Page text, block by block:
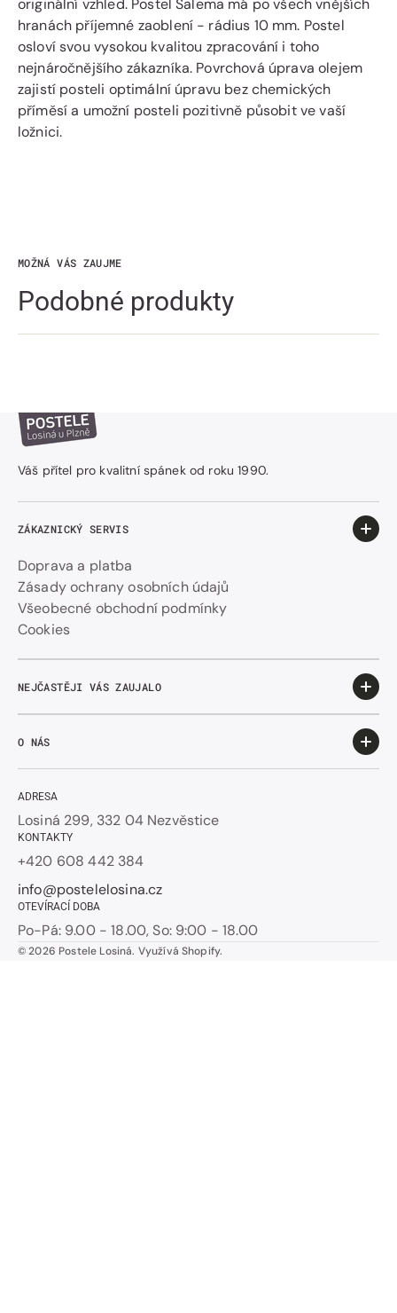
originální vzhled. Postel Salema má po všech vnějších
hranách příjemné zaoblení - rádius 10 mm. Postel
osloví svou vysokou kvalitou zpracování i toho
nejnáročnějšího zákazníka. Povrchová úprava olejem
zajistí posteli optimální úpravu bez chemických
příměsí a umožní posteli pozitivně působit ve vaší
ložnici.
MOŽNÁ VÁS ZAUJME
Podobné produkty
Váš přítel pro kvalitní spánek od roku 1990.
ZÁKAZNICKÝ SERVIS
Doprava a platba
Zásady ochrany osobních údajů
Všeobecné obchodní podmínky
Cookies
NEJČASTĚJI VÁS ZAUJALO
O NÁS
ADRESA
Losiná 299, 332 04 Nezvěstice
KONTAKTY
+420 608 442 384
info@postelelosina.cz
OTEVÍRACÍ DOBA
Po-Pá: 9.00 - 18.00, So: 9:00 - 18.00
© 2026 Postele Losiná. Využívá Shopify.